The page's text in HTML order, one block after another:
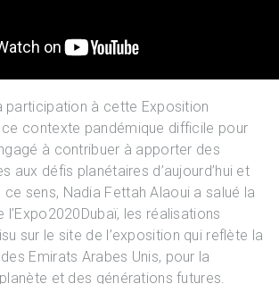
participation à cette Exposition
ce contexte pandémique difficile pour
à contribuer à apporter des
aux défis planétaires d’aujourd’hui et
ce sens, Nadia Fettah Alaoui a salué la
l’Expo2020Dubaï, les réalisations
sur le site de l’exposition qui reflète la
Emirats Arabes Unis, pour la
et des générations futures.